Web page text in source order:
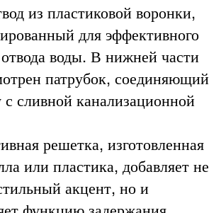
из пластиковой воронки,
для эффективного
воды. В нижней части
патрубок, соединяющий
с сливной канализационной
решетка, изготовленная
или пластика, добавляет не
акцент, но и